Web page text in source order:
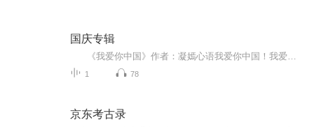
国庆专辑
1 78
京东考古录